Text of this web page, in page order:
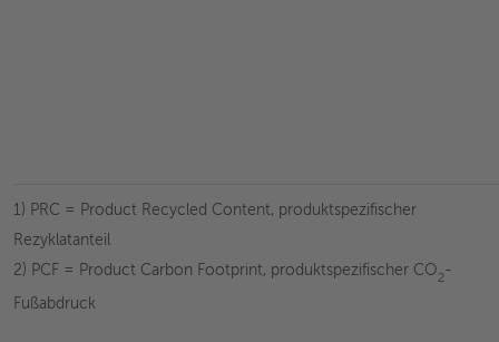
1) PRC = Product Recycled Content, produktspezifischer
Rezyklatanteil
2) PCF = Product Carbon Footprint, produktspezifischer CO2-
Fußabdruck